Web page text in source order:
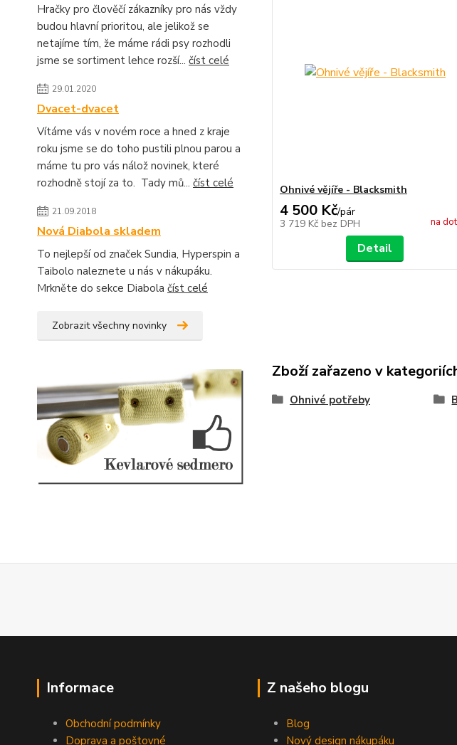
Hračky pro člověčí zákazníky pro nás vždy
budou hlavní prioritou, ale jelikož se
netajíme tím, že máme rádi psy rozhodli
jsme se sortiment lehce rozší... číst celé
29.01.2020
Dvacet-dvacet
Vítáme vás v novém roce a hned z kraje
roku jsme se do toho pustili plnou parou a
máme tu pro vás nálož novinek, které
rozhodně stojí za to. Tady mů... číst celé
21.09.2018
Nová Diabola skladem
To nejlepší od značek Sundia, Hyperspin a
Taibolo naleznete u nás v nákupáku.
Mrkněte do sekce Diabola číst celé
Zobrazit všechny novinky
Ohnivé vějíře - Blacksmith
4 500 Kč/pár
3 719 Kč bez DPH na
Detail
Zboží zařazeno v
Ohnivé potřeby
Informace
Obchodní podmínky
Doprava a poštovné
Z našeho blogu
Blog
Nový design nákupáku